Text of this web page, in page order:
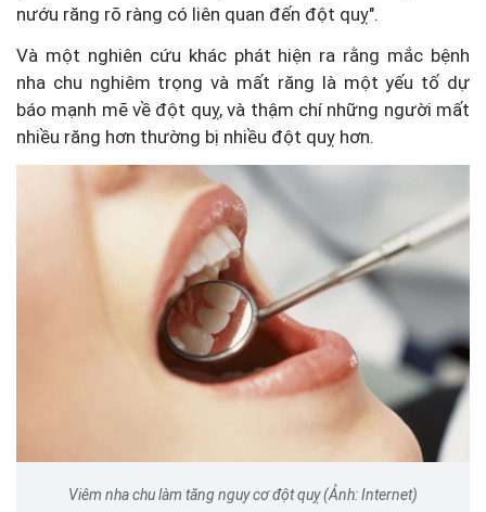
nướu răng rõ ràng có liên quan đến đột quỵ".
Và một nghiên cứu khác phát hiện ra rằng mắc bệnh
nha chu nghiêm trọng và mất răng là một yếu tố dự
báo mạnh mẽ về đột quỵ, và thậm chí những người mất
nhiều răng hơn thường bị nhiều đột quỵ hơn.
Viêm nha chu làm tăng nguy cơ đột quỵ (Ảnh: Internet)